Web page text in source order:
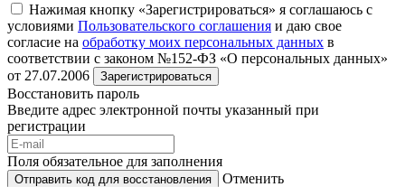
Нажимая кнопку «Зарегистрироваться» я соглашаюсь с
условиями Пользовательского соглашения и даю свое
согласие на обработку моих персональных данных в
соответствии с законом №152-ФЗ «О персональных данных»
от 27.07.2006
Зарегистрироваться
Восстановить пароль
Введите адрес электронной почты указанный при
регистрации
Поля обязательное для заполнения
Отправить код для восстановления
Отменить